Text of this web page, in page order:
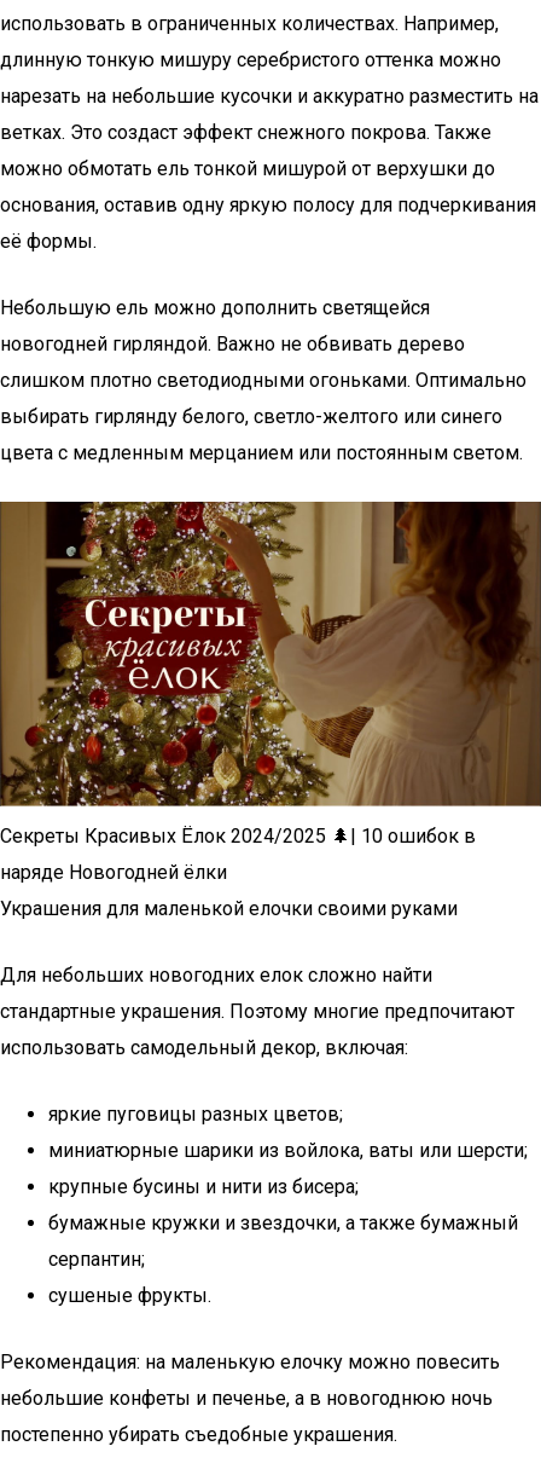
использовать в ограниченных количествах. Например,
длинную тонкую мишуру серебристого оттенка можно
нарезать на небольшие кусочки и аккуратно разместить на
ветках. Это создаст эффект снежного покрова. Также
можно обмотать ель тонкой мишурой от верхушки до
основания, оставив одну яркую полосу для подчеркивания
её формы.
Небольшую ель можно дополнить светящейся
новогодней гирляндой. Важно не обвивать дерево
слишком плотно светодиодными огоньками. Оптимально
выбирать гирлянду белого, светло-желтого или синего
цвета с медленным мерцанием или постоянным светом.
Секреты Красивых Ёлок 2024/2025 🌲| 10 ошибок в
наряде Новогодней ёлки
Украшения для маленькой елочки своими руками
Для небольших новогодних елок сложно найти
стандартные украшения. Поэтому многие предпочитают
использовать самодельный декор, включая:
яркие пуговицы разных цветов;
миниатюрные шарики из войлока, ваты или шерсти;
крупные бусины и нити из бисера;
бумажные кружки и звездочки, а также бумажный
серпантин;
сушеные фрукты.
Рекомендация: на маленькую елочку можно повесить
небольшие конфеты и печенье, а в новогоднюю ночь
постепенно убирать съедобные украшения.